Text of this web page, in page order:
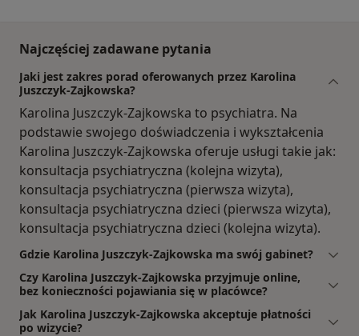
Najczęściej zadawane pytania
Jaki jest zakres porad oferowanych przez Karolina
Juszczyk-Zajkowska?
Karolina Juszczyk-Zajkowska to psychiatra. Na
podstawie swojego doświadczenia i wykształcenia
Karolina Juszczyk-Zajkowska oferuje usługi takie jak:
konsultacja psychiatryczna (kolejna wizyta),
konsultacja psychiatryczna (pierwsza wizyta),
konsultacja psychiatryczna dzieci (pierwsza wizyta),
konsultacja psychiatryczna dzieci (kolejna wizyta).
Gdzie Karolina Juszczyk-Zajkowska ma swój gabinet?
Czy Karolina Juszczyk-Zajkowska przyjmuje online,
bez konieczności pojawiania się w placówce?
Jak Karolina Juszczyk-Zajkowska akceptuje płatności
po wizycie?